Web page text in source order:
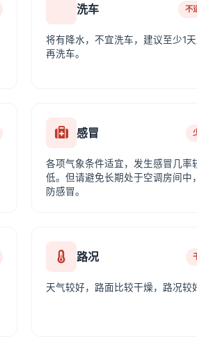
洗车 不
将有降水，不宜洗车，建议至少1
再洗车。
感冒
各项气象条件适宜，发生感冒几率
低。但请避免长期处于空调房间中
防感冒。
路况
天气较好，路面比较干燥，路况较